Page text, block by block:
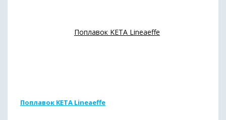
Поплавок KETA Lineaeffe